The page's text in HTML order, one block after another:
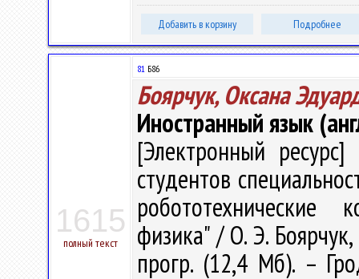
Добавить в корзину Подробнее
1615
полный текст
81 Б86
Боярчук, Оксана
Иностранный язык
[Электронный
студентов
робототехнические
физика" / О. Э.
прогр. (12,4 Мб). –